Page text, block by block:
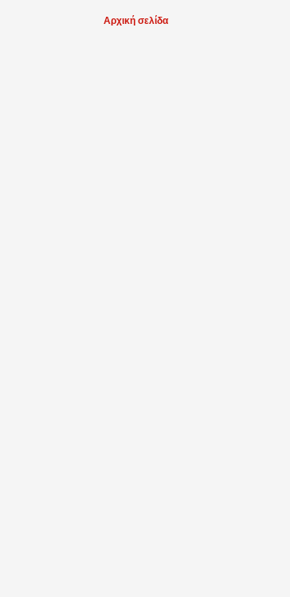
Αρχική σελίδα